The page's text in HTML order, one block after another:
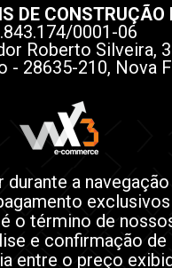
DE CONSTRUÇÃO
0001-06
Roberto Silveira,
- 28635-210, Nova
a
o término de
e confirmação de
entre o preço